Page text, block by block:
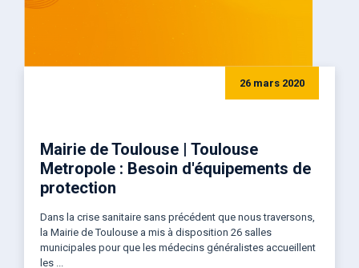
26 mars 2020
Mairie de Toulouse | Toulouse
Metropole : Besoin d'équipements de
protection
Dans la crise sanitaire sans précédent que nous traversons,
la Mairie de Toulouse a mis à disposition 26 salles
municipales pour que les médecins généralistes accueillent
les ...